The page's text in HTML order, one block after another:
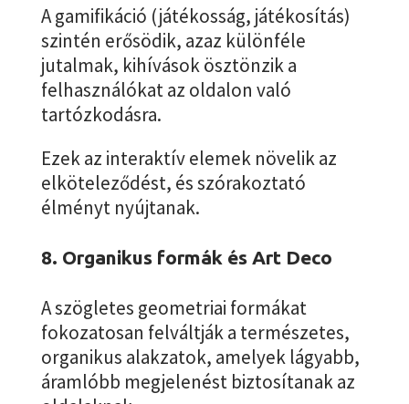
A gamifikáció (játékosság, játékosítás)
szintén erősödik, azaz különféle
jutalmak, kihívások ösztönzik a
felhasználókat az oldalon való
tartózkodásra.
Ezek az interaktív elemek növelik az
elköteleződést, és szórakoztató
élményt nyújtanak.
8. Organikus formák és Art Deco
A szögletes geometriai formákat
fokozatosan felváltják a természetes,
organikus alakzatok, amelyek lágyabb,
áramlóbb megjelenést biztosítanak az